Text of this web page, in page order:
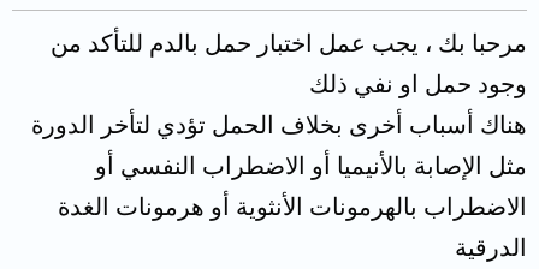
مرحبا بك ، يجب عمل اختبار حمل بالدم للتأكد من
وجود حمل او نفي ذلك
هناك أسباب أخرى بخلاف الحمل تؤدي لتأخر الدورة
مثل الإصابة بالأنيميا أو الاضطراب النفسي أو
الاضطراب بالهرمونات الأنثوية أو هرمونات الغدة
الدرقية